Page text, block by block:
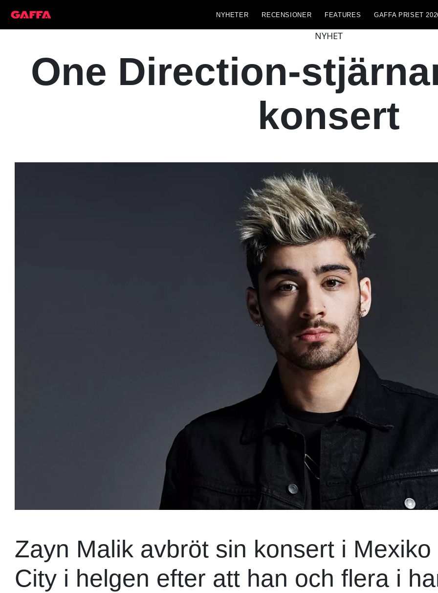
NYHETER RECENSIONER FEATURES GAFFA PRISET
NYHET
One Direction-
konsert
Zayn Malik avbröt sin konsert i Mexiko
City i helgen efter att han och flera i